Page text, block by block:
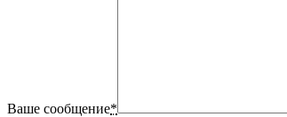
Ваше сообщение*